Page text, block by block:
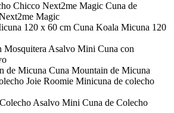
Cuna de
Magic
Cuna Koala Micuna 120
Mini Cuna con
Cuna Mountain de Micuna
Minicuna de colecho
Mini Cuna de Colecho